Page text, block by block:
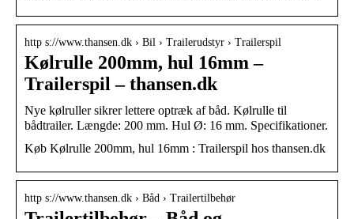
http s://www.thansen.dk › Bil › Trailerudstyr › Trailerspil
Kølrulle 200mm, hul 16mm –
Trailerspil – thansen.dk
Nye kølruller sikrer lettere optræk af båd. Kølrulle til
bådtrailer. Længde: 200 mm. Hul Ø: 16 mm. Specifikationer.
Køb Kølrulle 200mm, hul 16mm : Trailerspil hos thansen.dk
http s://www.thansen.dk › Båd › Trailertilbehør